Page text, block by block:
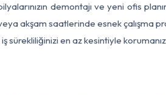
demontajı ve yeni ofis
akşam saatlerinde esnek çalışma
sürekliliğinizi en az kesintiyle